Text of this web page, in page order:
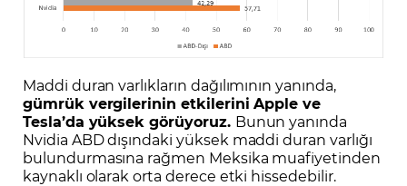
Maddi duran varlıkların dağılımının yanında,
gümrük vergilerinin etkilerini Apple ve
Tesla’da yüksek görüyoruz. Bunun yanında
Nvidia ABD dışındaki yüksek maddi duran varlığı
bulundurmasına rağmen Meksika muafiyetinden
kaynaklı olarak orta derece etki hissedebilir.